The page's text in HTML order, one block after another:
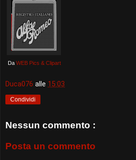
Da WEB Pics & Clipart
Duca076 alle 15:03
Condividi
Nessun commento :
Posta un commento